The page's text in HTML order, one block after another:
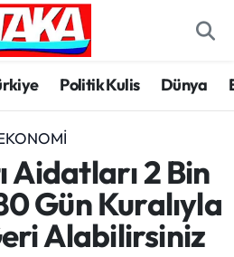
Politik Kulis Dünya
Aidatları 2 Bin
Gün Kuralıyla
Alabilirsiniz
Haritası
ve Fikstür